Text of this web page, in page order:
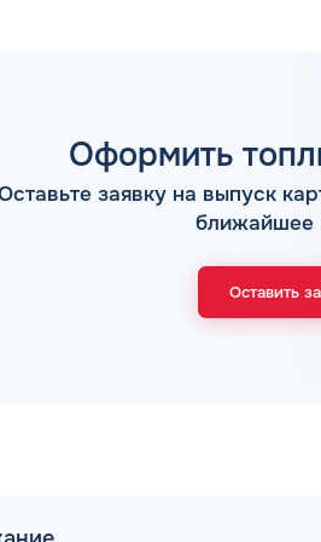
Оформить
заявку на выпуск
ближайшее
Оставить
ТОПЛИВНЫЕ
Мы свяжемся с